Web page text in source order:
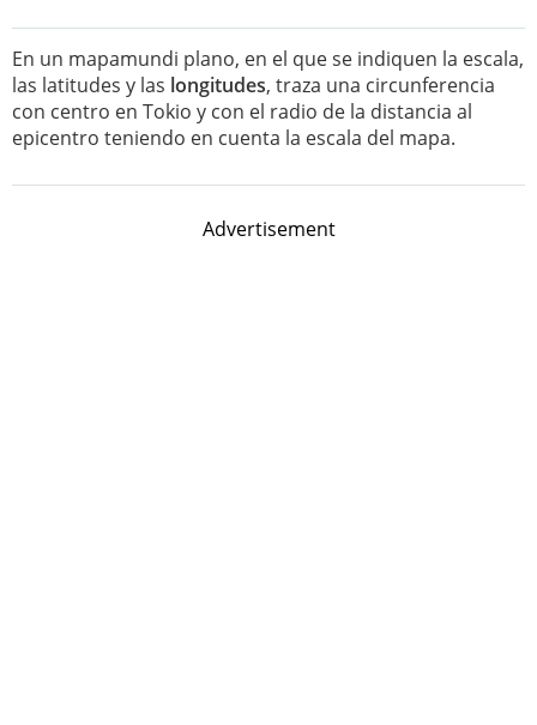
En un mapamundi plano, en el que se indiquen la escala,
las latitudes y las longitudes, traza una circunferencia
con centro en Tokio y con el radio de la distancia al
epicentro teniendo en cuenta la escala del mapa.
Advertisement